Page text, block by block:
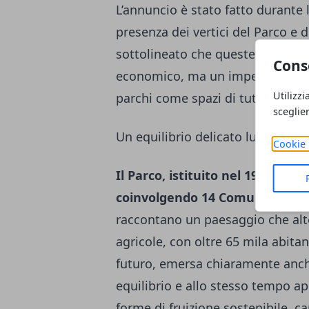
Cookie
L’annuncio è stato fatto
presenza dei vertici del Parco e
sottolineato che queste risorse
economico, ma un impegno
parchi come spazi di tutela,
Un equilibrio delicato lungo il
Il Parco, istituito nel 1988, si
coinvolgendo 14 Comuni tra
raccontano un paesaggio che
agricole, con oltre 65 mila
futuro, emersa chiaramente
equilibrio e allo stesso tempo